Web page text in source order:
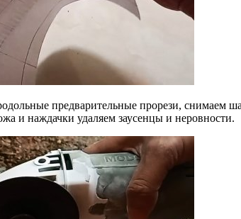
предварительные прорези,
и наждачки удаляем заусенцы и неровности.